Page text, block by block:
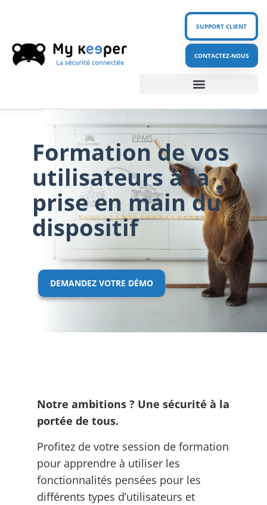
SUPPORT CLIENT
CONTACTEZ-NOUS
Formation de vos
utilisateurs à la
prise en main du
dispositif
DEMANDEZ VOTRE DÉMO
Notre ambitions ? Une sécurité à la
portée de tous.
Profitez de votre session de formation
pour apprendre à utiliser les
fonctionnalités pensées pour les
différents types d’utilisateurs et